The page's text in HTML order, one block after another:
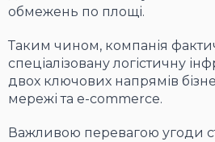
обмежень по площі.
Таким чином, компанія
спеціалізовану логістичну
двох ключових напрямів
мережі та e-commerce.
Важливою перевагою угоди